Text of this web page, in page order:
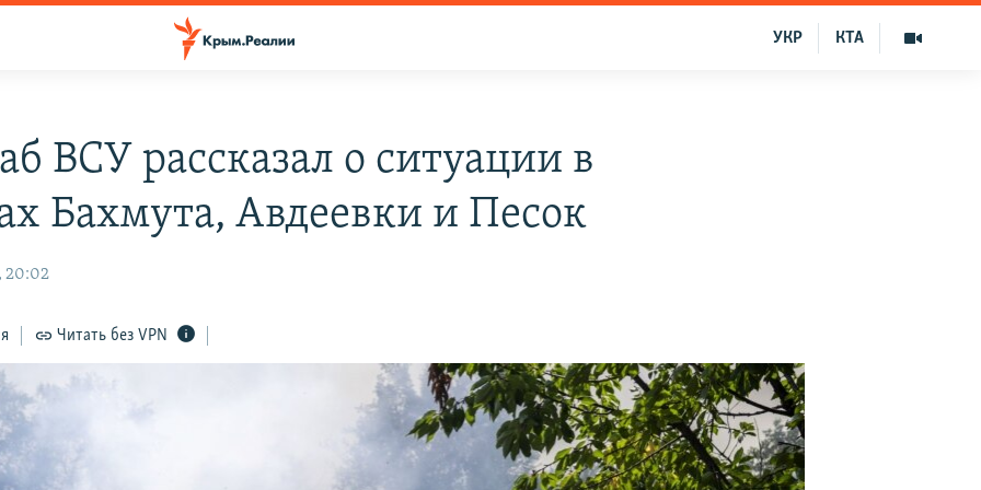
КТА
УКР
ВСУ рассказал о ситуации в
Бахмута, Авдеевки и Песок
20:02
Читать без VPN